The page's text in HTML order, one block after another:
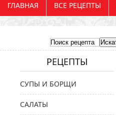
ГЛАВНАЯ ВСЕ РЕЦЕПТЫ
РЕЦЕПТЫ
СУПЫ И БОРЩИ
САЛАТЫ